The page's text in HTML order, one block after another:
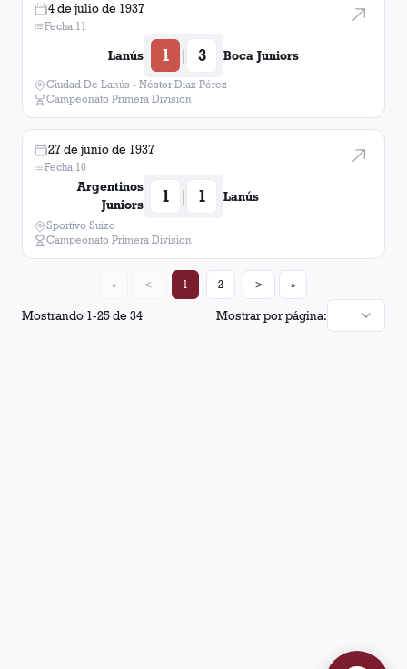
4 de julio de 1937
Fecha 11
Lanús 1 | 3 Boca Juniors
Ciudad De Lanús - Néstor Diaz Pérez
Campeonato Primera Division
27 de junio de 1937
Fecha 10
Argentinos
Juniors
1 | 1 Lanús
Sportivo Suizo
Campeonato Primera Division
Mostrando 1-25de34 Mostrar por página:
« < 1 2 > »